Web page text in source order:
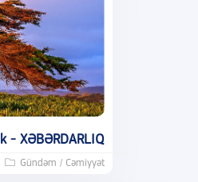
- XƏBƏRDARLIQ
Gündəm / Cəmiyyət